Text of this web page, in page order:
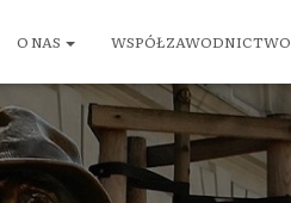
O NAS WSPÓŁZAWODNICTWO